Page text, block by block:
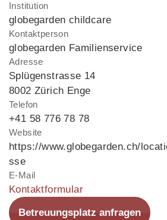
Institution
globegarden childcare
Kontaktperson
globegarden Familienservice
Adresse
Splügenstrasse 14
8002 Zürich Enge
Telefon
+41 58 776 78 78
Website
https://www.globegarden.ch/
sse
E-Mail
Kontaktformular
Betreuungsplatz anfragen